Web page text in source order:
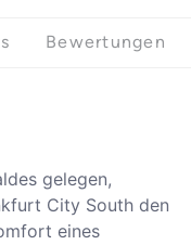
Bewertungen
gelegen,
City South den
eines